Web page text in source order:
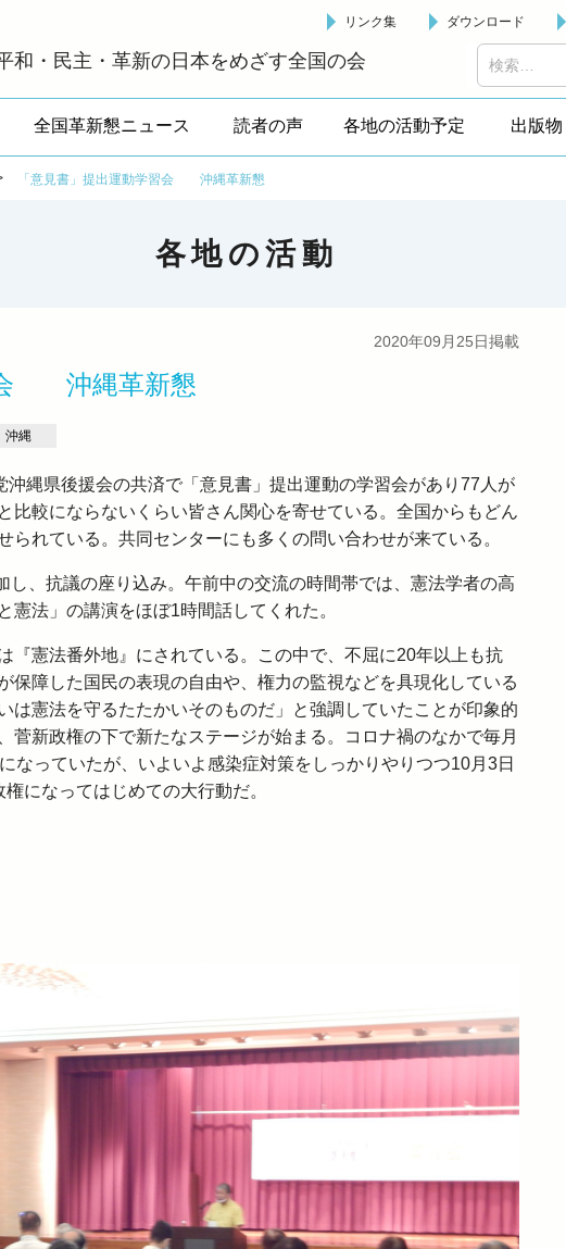
和・民主・革新の日本をめざす全国の会
リンク集 ダウンロード
全国革新懇ニュース 読者の声 各地の活動予定 出版
「意見書」提出運動学習会 沖縄革新懇
各地の活動
2020年09月25日掲載
会 沖縄革新懇
沖縄
縄県後援会の共済で「意見書」提出運動の学習会があり77人が
比較にならないくらい皆さん関心を寄せている。全国からもどん
られている。共同センターにも多くの問い合わせが来ている。
、抗議の座り込み。午前中の交流の時間帯では、憲法学者の高
憲法」の講演をほぼ1時間話してくれた。
憲法番外地』にされている。この中で、不屈に20年以上も抗
保障した国民の表現の自由や、権力の監視などを具現化している
は憲法を守るたたかいそのものだ」と強調していたことが印象的
菅新政権の下で新たなステージが始まる。コロナ禍のなかで毎月
なっていたが、いよいよ感染症対策をしっかりやりつつ10月3日
になってはじめての大行動だ。